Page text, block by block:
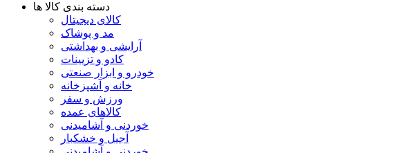
دسته بندی کالا ها
کالای دیجیتال
مد و پوشاک
آرایشی و بهداشتی
کادو و تزیینات
خودرو و ابزار صنعتی
خانه و آشپزخانه
ورزش و سفر
کالاهای عمده
خوردنی و آشامیدنی
آجیل و خشکبار